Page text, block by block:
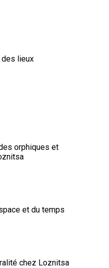
lieux
orphiques et
et du temps
chez Loznitsa